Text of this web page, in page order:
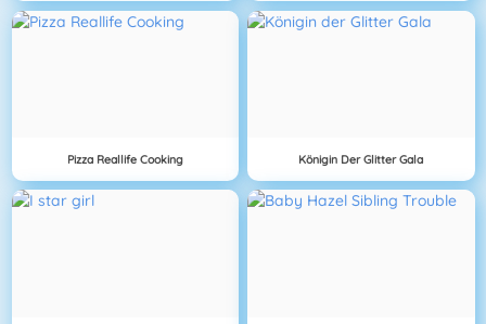
Pizza Reallife Cooking Königin Der Glitter Gala